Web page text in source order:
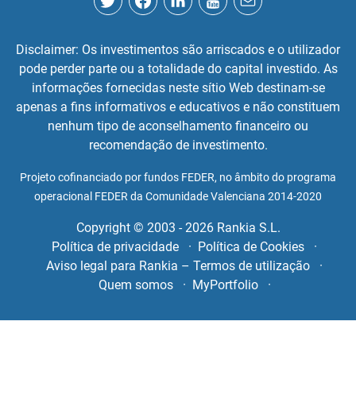
Disclaimer: Os investimentos são arriscados e o utilizador
pode perder parte ou a totalidade do capital investido. As
informações fornecidas neste sítio Web destinam-se
apenas a fins informativos e educativos e não constituem
nenhum tipo de aconselhamento financeiro ou
recomendação de investimento.
Projeto cofinanciado por fundos FEDER, no âmbito do programa
operacional FEDER da Comunidade Valenciana 2014-2020
Copyright © 2003 - 2026 Rankia S.L.
Política de privacidade
Política de Cookies
Aviso legal para Rankia – Termos de utilização
Quem somos
MyPortfolio